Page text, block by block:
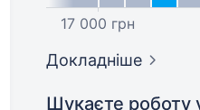
17 000 грн
Докладніше
Шукаєте роботу